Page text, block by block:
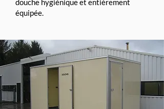
douche hygiénique et entièrement
équipée.